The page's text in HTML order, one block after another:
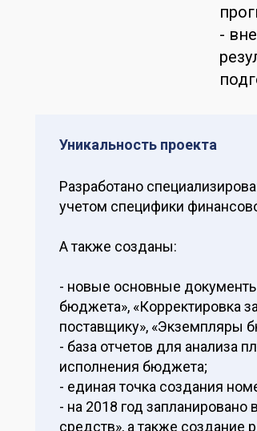
-
Уникальность проекта
Разработано
учетом специфики
А также созданы:
- новые основные документы
бюджета», «Корректировка
поставщику», «Экземпляры
- база отчетов для анализа
исполнения бюджета;
- единая точка создания
- на 2018 год
средств», а также создание